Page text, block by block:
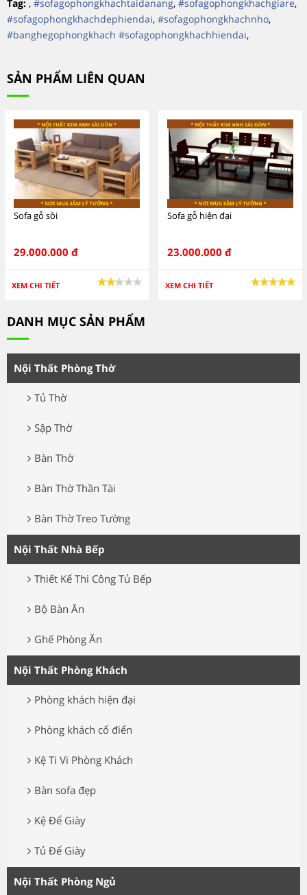
Tag: , #sofagophongkhachtaidanang, #sofagophongkhachgiare,
#sofagophongkhachdephiendai, #sofagophongkhachnho,
#banghegophongkhach #sofagophongkhachhiendai,
SẢN PHẨM LIÊN QUAN
Sofa gỗ sồi
29.000.000 đ
XEM CHI TIẾT
Sofa gỗ hiện đại
23.000.000 đ
XEM CHI TIẾT
DANH MỤC SẢN PHẨM
Nội Thất Phòng Thờ
Tủ Thờ
Sập Thờ
Bàn Thờ
Bàn Thờ Thần Tài
Bàn Thờ Treo Tường
Nội Thất Nhà Bếp
Thiết Kế Thi Công Tủ Bếp
Bộ Bàn Ăn
Ghế Phòng Ăn
Nội Thất Phòng Khách
Phòng khách hiện đại
Phòng khách cổ điển
Kệ Ti Vi Phòng Khách
Bàn sofa đẹp
Kệ Để Giày
Tủ Để Giày
Nội Thất Phòng Ngủ